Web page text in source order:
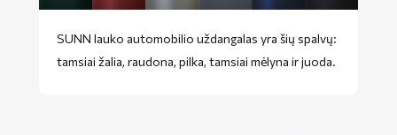
SUNN lauko automobilio uždangalas yra šių spalvų:
tamsiai žalia, raudona, pilka, tamsiai mėlyna ir juoda.